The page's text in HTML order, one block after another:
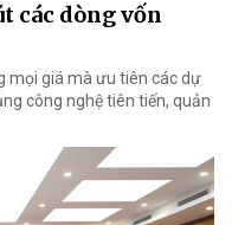
các dòng vốn
mọi giá mà ưu tiên các dự
công nghệ tiên tiến, quản